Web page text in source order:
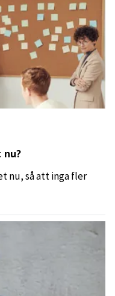
nu?
nu, så att inga fler